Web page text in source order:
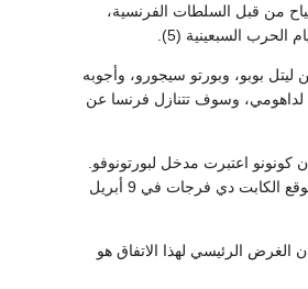
من قبل السلطات الفرنسية،
كما أعلنت أيضا بان كلا من ليتل بوبو، وبورتو سيجورو، وأجوبه
الأراضي لم تكن تابعة لداهومي، وسوف تتنازل فرنسا عن
كونونو اعتبرت مدخل لبورتونوفو.
ولذلك سعت فرنسا الى المنطقة مرة ثانية والى توقيع معاهدة مع ملك ابومي لتأكيد نفوذ فرنسا في كونونو بمقتضى معاهدة 1868 فوقع الكابت دي فرجات في 9 أبريل
الأولى من المعاهدة أن يستمر السلام والصداقة بين فرنسا وداهومي، تلك الصداقة التي دامت منذ معاهدة 1868 وان الغرض الرئيسي لهذا الاتفاق هو